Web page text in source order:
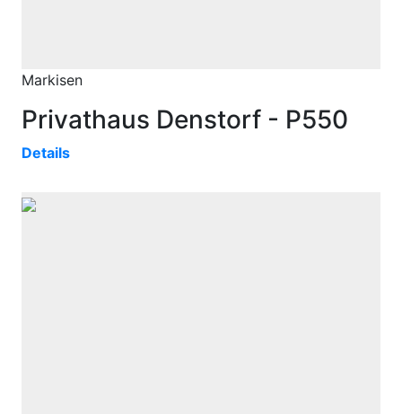
Markisen
Privathaus Denstorf - P550
Details